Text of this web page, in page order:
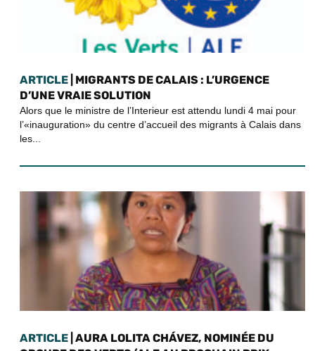
ARTICLE | MIGRANTS DE CALAIS : L’URGENCE
D’UNE VRAIE SOLUTION
Alors que le ministre de l’Interieur est attendu lundi 4 mai pour
l’«inauguration» du centre d’accueil des migrants à Calais dans
les...
ARTICLE | AURA LOLITA CHÁVEZ, NOMINÉE DU